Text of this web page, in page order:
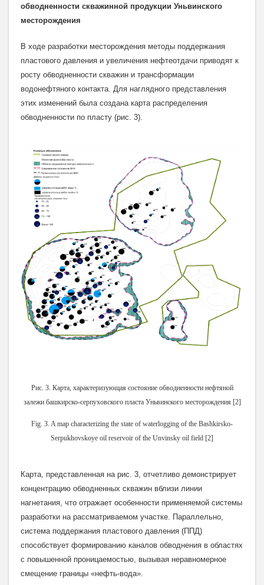
обводненности скважинной продукции Уньвинского
месторождения
В ходе разработки месторождения методы поддержания
пластового давления и увеличения нефтеотдачи приводят к
росту обводненности скважин и трансформации
водонефтяного контакта. Для наглядного представления
этих изменений была создана карта распределения
обводненности по пласту (рис. 3).
Рис. 3. Карта, характеризующая состояние обводненности нефтяной
залежи башкирско-серпуховского пласта Уньвинского месторождения [2]
Fig. 3. A map characterizing the state of waterlogging of the Bashkirsko-
Serpukhovskoye oil reservoir of the Unvinsky oil field [2]
Карта, представленная на рис. 3, отчетливо демонстрирует
концентрацию обводненных скважин вблизи линии
нагнетания, что отражает особенности применяемой системы
разработки на рассматриваемом участке. Параллельно,
система поддержания пластового давления (ППД)
способствует формированию каналов обводнения в областях
с повышенной проницаемостью, вызывая неравномерное
смещение границы «нефть-вода».